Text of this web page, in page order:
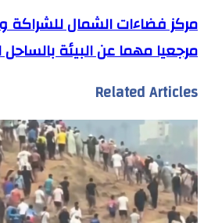
مركز فضاءات الشمال للشراكة
مرجعيا مهما عن البيئة
Related Articles